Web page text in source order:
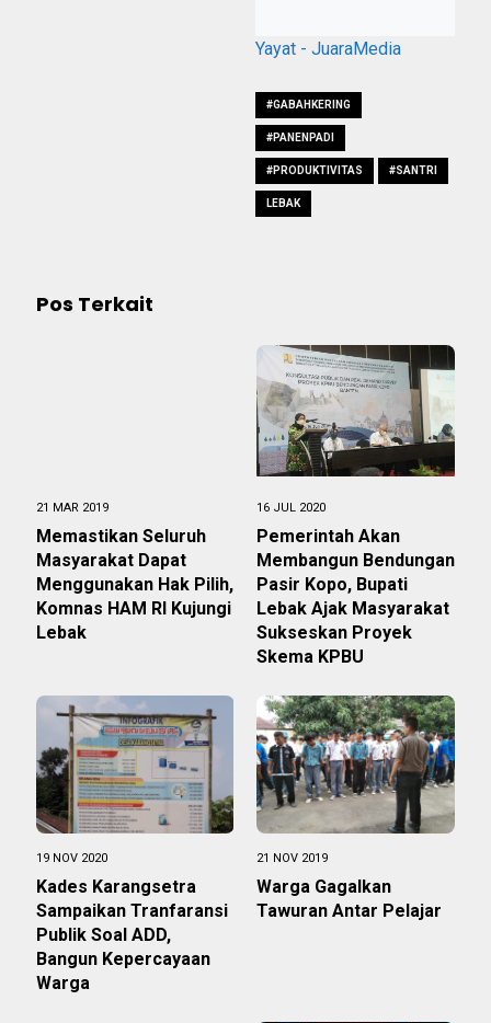
Yayat - JuaraMedia
#GABAHKERING
#PANENPADI
#PRODUKTIVITAS #SANTRI
LEBAK
Pos Terkait
21 MAR 2019
Memastikan Seluruh
Masyarakat Dapat
Menggunakan Hak Pilih,
Komnas HAM RI Kujungi
Lebak
16 JUL 2020
Pemerintah Akan
Membangun Bendungan
Pasir Kopo, Bupati
Lebak Ajak Masyarakat
Sukseskan Proyek
Skema KPBU
19 NOV 2020
Kades Karangsetra
Sampaikan Tranfaransi
Publik Soal ADD,
Bangun Kepercayaan
Warga
21 NOV 2019
Warga Gagalkan
Tawuran Antar Pelajar